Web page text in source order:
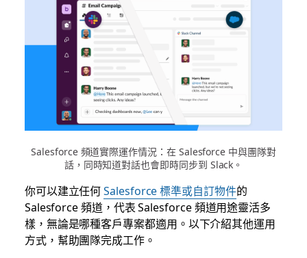
Salesforce 頻道實際運作情況：在 Salesforce 中與團隊對
話，同時知道對話也會即時同步到 Slack。
你可以建立任何Salesforce 標準或自訂物件的
Salesforce 頻道，代表 Salesforce 頻道用途靈活多
樣，無論是哪種客戶專案都適用。以下介紹其他運用
方式，幫助團隊完成工作。